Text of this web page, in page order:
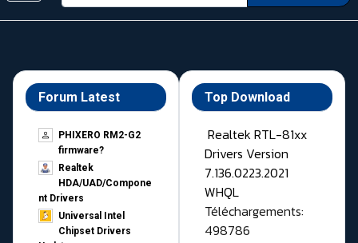
Forum Latest
PHIXERO RM2-G2
firmware?
Realtek
HDA/UAD/Compone
nt Drivers
Universal Intel
Chipset Drivers
Top Download
Realtek RTL-81xx
Drivers Version
7.136.0223.2021
WHQL
Téléchargements:
498786